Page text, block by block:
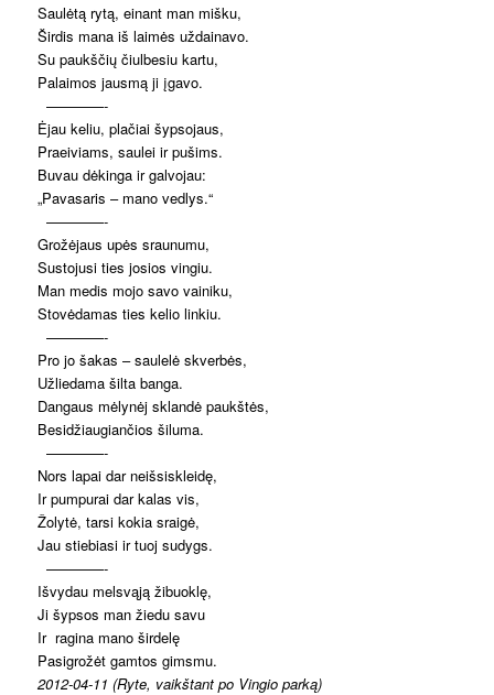
Saulėtą rytą, einant man mišku,
Širdis mana iš laimės uždainavo.
Su paukščių čiulbesiu kartu,
Palaimos jausmą ji įgavo.
————-
Ėjau keliu, plačiai šypsojaus,
Praeiviams, saulei ir pušims.
Buvau dėkinga ir galvojau:
„Pavasaris – mano vedlys.“
————-
Grožėjaus upės sraunumu,
Sustojusi ties josios vingiu.
Man medis mojo savo vainiku,
Stovėdamas ties kelio linkiu.
————-
Pro jo šakas – saulelė skverbės,
Užliedama šilta banga.
Dangaus mėlynėj sklandė paukštės,
Besidžiaugiančios šiluma.
————-
Nors lapai dar neišsiskleidę,
Ir pumpurai dar kalas vis,
Žolytė, tarsi kokia sraigė,
Jau stiebiasi ir tuoj sudygs.
————-
Išvydau melsvąją žibuoklę,
Ji šypsos man žiedu savu
Ir ragina mano širdelę
Pasigrožėt gamtos gimsmu.
2012-04-11 (Ryte, vaikštant po Vingio parką)